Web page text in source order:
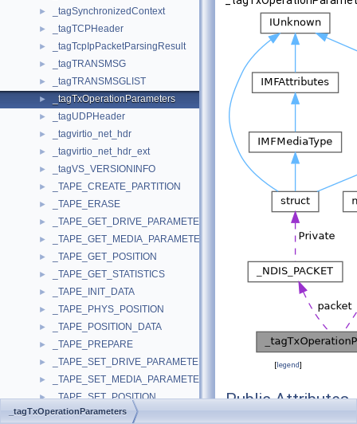
► _tagSynchronizedContext
► _tagTCPHeader
► _tagTcpIpPacketParsingResult
► _tagTRANSMSG
► _tagTRANSMSGLIST
► _tagTxOperationParameters
► _tagUDPHeader
► _tagvirtio_net_hdr
► _tagvirtio_net_hdr_ext
► _tagVS_VERSIONINFO
► _TAPE_CREATE_PARTITION
► _TAPE_ERASE
► _TAPE_GET_DRIVE_PARAMETERS
► _TAPE_GET_MEDIA_PARAMETERS
► _TAPE_GET_POSITION
► _TAPE_GET_STATISTICS
► _TAPE_INIT_DATA
► _TAPE_PHYS_POSITION
► _TAPE_POSITION_DATA
► _TAPE_PREPARE
► _TAPE_SET_DRIVE_PARAMETERS
► _TAPE_SET_MEDIA_PARAMETERS
► _TAPE_SET_POSITION
► _TAPE_STATISTICS
[legend]
Public Attributes
_tagTxOperationParameters